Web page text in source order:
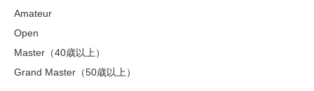
Amateur
Open
Master（40歳以上）
Grand Master（50歳以上）